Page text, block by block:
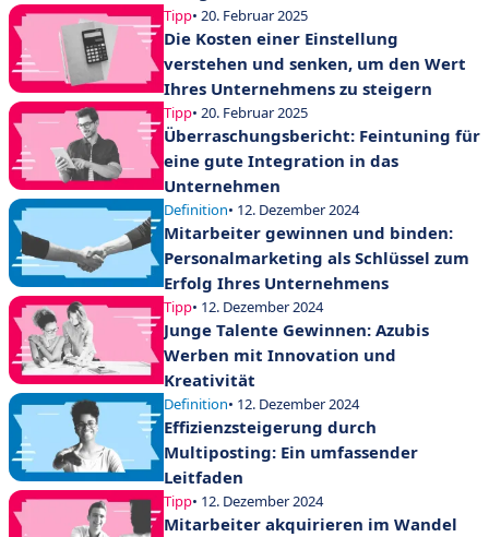
Tipp• 20. Februar 2025
Die Kosten einer Einstellung
verstehen und senken, um den Wert
Ihres Unternehmens zu steigern
Tipp• 20. Februar 2025
Überraschungsbericht: Feintuning für
eine gute Integration in das
Unternehmen
Definition• 12. Dezember 2024
Mitarbeiter gewinnen und binden:
Personalmarketing als Schlüssel zum
Erfolg Ihres Unternehmens
Tipp• 12. Dezember 2024
Junge Talente Gewinnen: Azubis
Werben mit Innovation und
Kreativität
Definition• 12. Dezember 2024
Effizienzsteigerung durch
Multiposting: Ein umfassender
Leitfaden
Tipp• 12. Dezember 2024
Mitarbeiter akquirieren im Wandel